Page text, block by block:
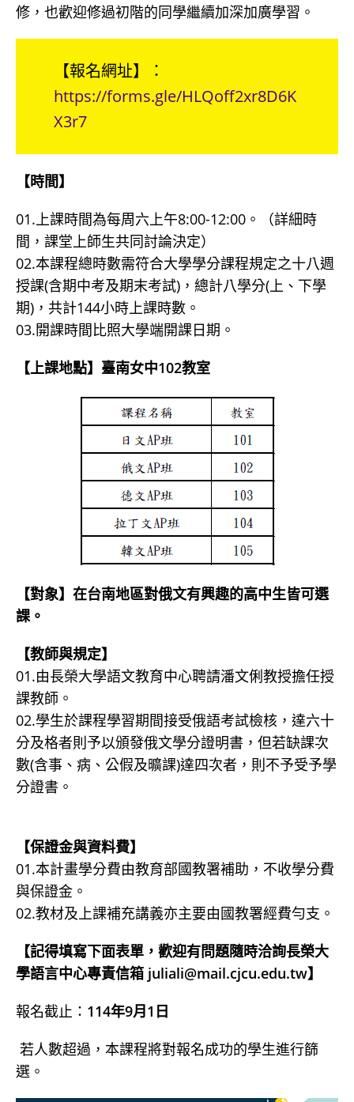
修，也歡迎修過初階的同學繼續加深加廣學習。
【報名網址】：
https://forms.gle/HLQoff2xr8D6K
X3r7
【時間】
01.上課時間為每周六上午8:00-12:00。（詳細時
間，課堂上師生共同討論決定）
02.本課程總時數需符合大學學分課程規定之十八週
授課(含期中考及期末考試)，總計八學分(上、下學
期)，共計144小時上課時數。
03.開課時間比照大學端開課日期。
【上課地點】臺南女中102教室
【對象】在台南地區對俄文有興趣的高中生皆可選
課。
【教師與規定】
01.由長榮大學語文教育中心聘請潘文俐教授擔任授
課教師。
02.學生於課程學習期間接受俄語考試檢核，達六十
分及格者則予以頒發俄文學分證明書，但若缺課次
數(含事、病、公假及曠課)達四次者，則不予受予學
分證書。
【保證金與資料費】
01.本計畫學分費由教育部國教署補助，不收學分費
與保證金。
02.教材及上課補充講義亦主要由國教署經費勻支。
【記得填寫下面表單，歡迎有問題隨時洽詢長榮大
學語言中心專責信箱 juliali@mail.cjcu.edu.tw】
報名截止： 114年9月1日
若人數超過，本課程將對報名成功的學生進行篩
選。